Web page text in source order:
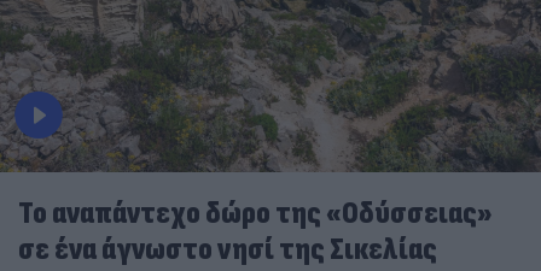
To αναπάντεχο δώρο της «Οδύσσειας»
σε ένα άγνωστο νησί της Σικελίας